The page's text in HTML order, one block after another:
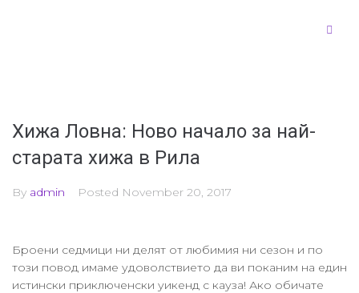
Хижа Ловна: Ново начало за най-
старата хижа в Рила
By admin Posted November 20, 2017
Броени седмици ни делят от любимия ни сезон и по
този повод имаме удоволствието да ви поканим на един
истински приключенски уикенд с кауза! Ако обичате